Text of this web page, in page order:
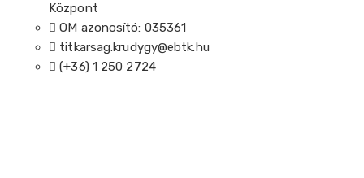
Központ
OM azonosító: 035361
titkarsag.krudygy@ebtk.hu
(+36) 1 250 2724​